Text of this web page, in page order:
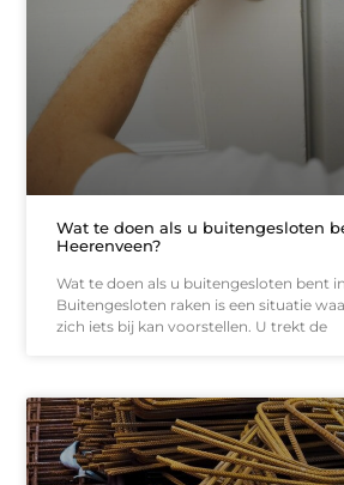
Wat te doen als u buitengesloten
Heerenveen?
Wat te doen als u buitengesloten bent
Buitengesloten raken is een situatie
zich iets bij kan voorstellen. U trekt de